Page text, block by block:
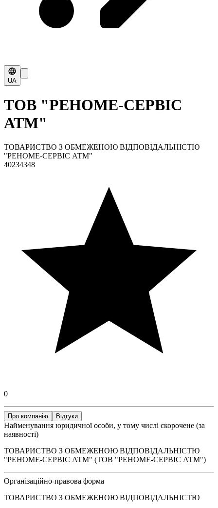
UA
ТОВ "РЕНОМЕ-СЕРВІС
АТМ"
ТОВАРИСТВО З ОБМЕЖЕНОЮ ВІДПОВІДАЛЬНІСТЮ
"РЕНОМЕ-СЕРВІС АТМ"
40234348
0
Про компанію Відгуки
Найменування юридичної особи, у тому числі скорочене (за
наявності)
ТОВАРИСТВО З ОБМЕЖЕНОЮ ВІДПОВІДАЛЬНІСТЮ
"РЕНОМЕ-СЕРВІС АТМ" (ТОВ "РЕНОМЕ-СЕРВІС АТМ")
Організаційно-правова форма
ТОВАРИСТВО З ОБМЕЖЕНОЮ ВІДПОВІДАЛЬНІСТЮ